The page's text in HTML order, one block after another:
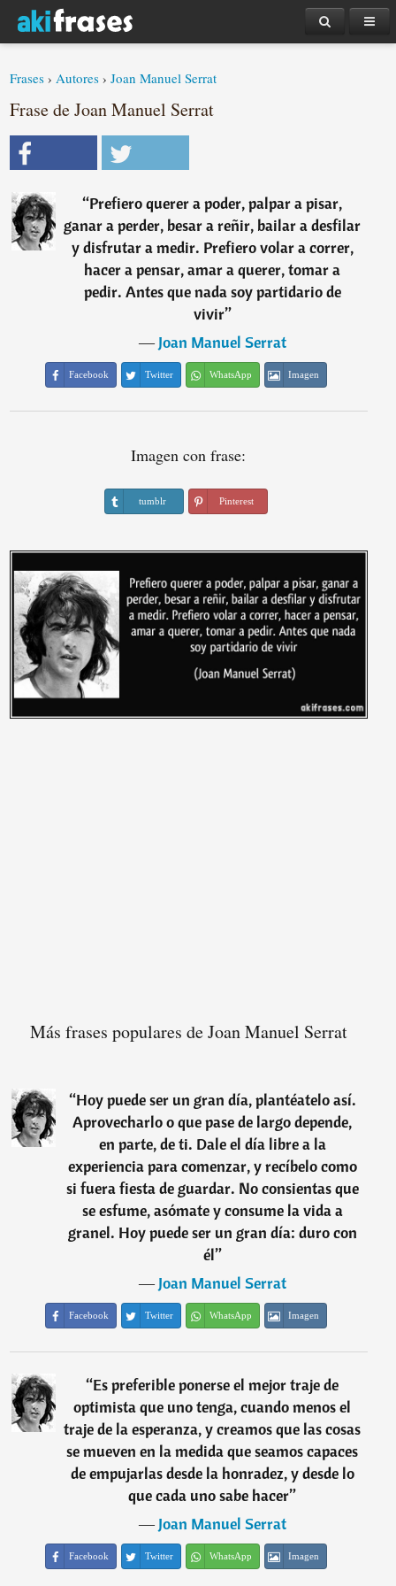
Frases ›Autores ›Joan Manuel Serrat
Frase de Joan Manuel Serrat
“Prefiero querer a poder, palpar a pisar,
ganar a perder, besar a reñir, bailar a desfilar
y disfrutar a medir. Prefiero volar a correr,
hacer a pensar, amar a querer, tomar a
pedir. Antes que nada soy partidario de
vivir”
―Joan Manuel Serrat
Facebook Twitter WhatsApp Imagen
Imagen con frase:
tumblr Pinterest
Más frases populares de Joan Manuel Serrat
“Hoy puede ser un gran día, plantéatelo así.
Aprovecharlo o que pase de largo depende,
en parte, de ti. Dale el día libre a la
experiencia para comenzar, y recíbelo como
si fuera fiesta de guardar. No consientas que
se esfume, asómate y consume la vida a
granel. Hoy puede ser un gran día: duro con
él”
―Joan Manuel Serrat
Facebook Twitter WhatsApp Imagen
“Es preferible ponerse el mejor traje de
optimista que uno tenga, cuando menos el
traje de la esperanza, y creamos que las cosas
se mueven en la medida que seamos capaces
de empujarlas desde la honradez, y desde lo
que cada uno sabe hacer”
―Joan Manuel Serrat
Facebook Twitter WhatsApp Imagen